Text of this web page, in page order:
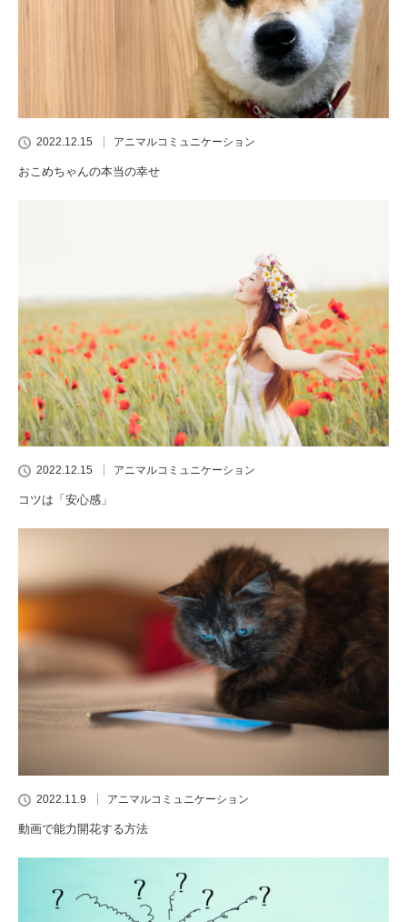
2022.12.15 アニマルコミュニケーション
おこめちゃんの本当の幸せ
2022.12.15 アニマルコミュニケーション
コツは「安心感」
2022.11.9 アニマルコミュニケーション
動画で能力開花する方法